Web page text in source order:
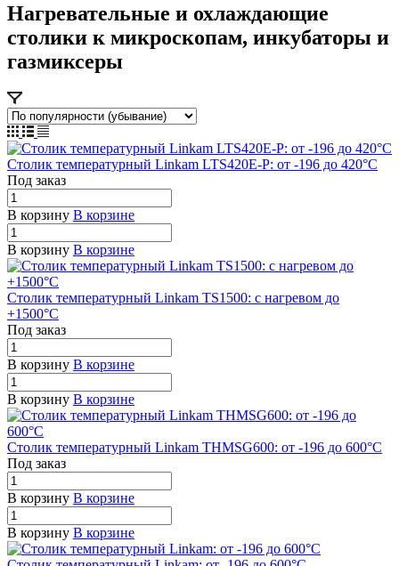
Нагревательные и охлаждающие
столики к микроскопам, инкубаторы и
газмиксеры
Столик температурный Linkam LTS420E-P: от -196 до 420°C
Под заказ
В корзину В корзине
В корзину В корзине
Столик температурный Linkam TS1500: с нагревом до
+1500°C
Под заказ
В корзину В корзине
В корзину В корзине
Столик температурный Linkam THMSG600: от -196 до 600°C
Под заказ
В корзину В корзине
В корзину В корзине